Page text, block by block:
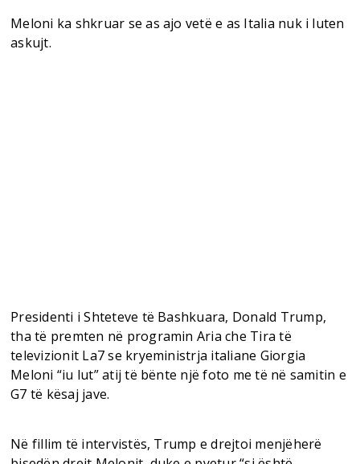
Meloni ka shkruar se as ajo vetë e as Italia nuk i luten
askujt.
Presidenti i Shteteve të Bashkuara, Donald Trump,
tha të premten në programin Aria che Tira të
televizionit La7 se kryeministrja italiane Giorgia
Meloni “iu lut” atij të bënte një foto me të në samitin e
G7 të kësaj jave.
Në fillim të intervistës, Trump e drejtoi menjëherë